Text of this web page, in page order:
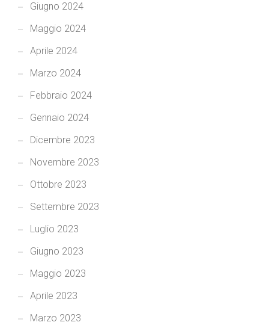
Giugno 2024
Maggio 2024
Aprile 2024
Marzo 2024
Febbraio 2024
Gennaio 2024
Dicembre 2023
Novembre 2023
Ottobre 2023
Settembre 2023
Luglio 2023
Giugno 2023
Maggio 2023
Aprile 2023
Marzo 2023